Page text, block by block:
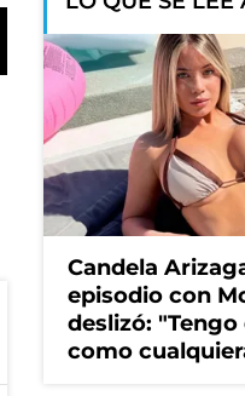
Candela
episodio con
deslizó: "Tengo
como